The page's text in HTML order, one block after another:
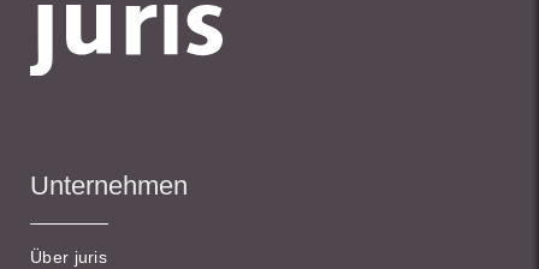
Unternehmen
Über juris